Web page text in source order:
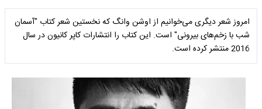
امروز شعر دیگری می‌خوانیم از اوشن وانگ که نخستین شعر کتاب "آسمان
شب با زخم‌های بیرونی" است. این کتاب را انتشارات کاپر کانیون در سال
2016 منتشر کرده است.